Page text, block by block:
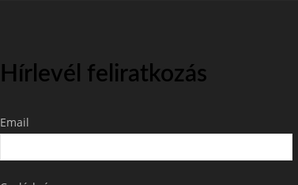
Hírlevél feliratkozás
Email